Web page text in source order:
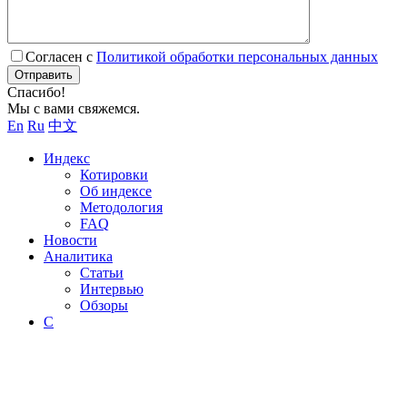
Согласен с Политикой обработки персональных данных
Отправить
Спасибо!
Мы с вами свяжемся.
En Ru 中文
Индекс
Котировки
Об индексе
Методология
FAQ
Новости
Аналитика
Статьи
Интервью
Обзоры
С